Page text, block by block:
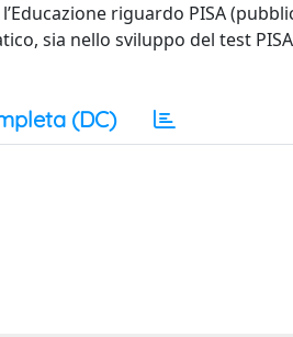
riguardo PISA
sia nello sviluppo del test
(DC)